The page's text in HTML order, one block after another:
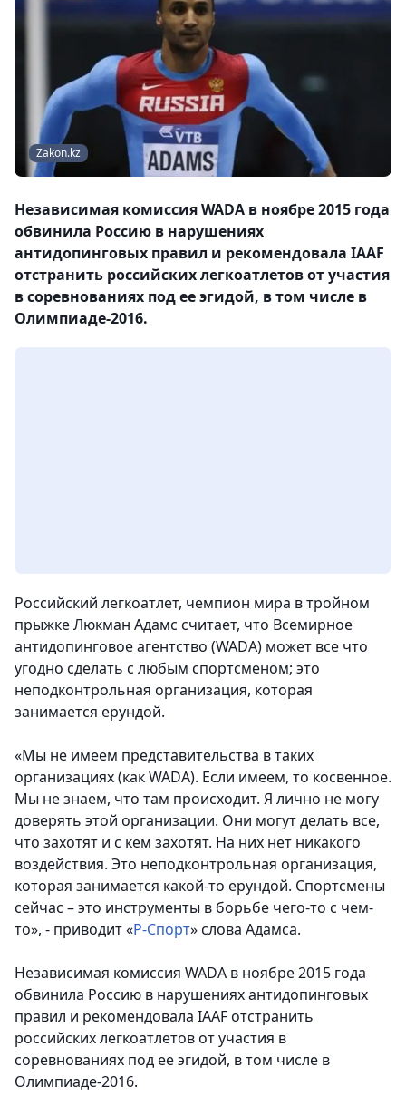
Zakon.kz
Независимая комиссия WADA в ноябре 2015 года
обвинила Россию в нарушениях
антидопинговых правил и рекомендовала IAAF
отстранить российских легкоатлетов от участия
в соревнованиях под ее эгидой, в том числе в
Олимпиаде-2016.
Российский легкоатлет, чемпион мира в тройном
прыжке Люкман Адамс считает, что Всемирное
антидопинговое агентство (WADA) может все что
угодно сделать с любым спортсменом; это
неподконтрольная организация, которая
занимается ерундой.
«Мы не имеем представительства в таких
организациях (как WADA). Если имеем, то косвенное.
Мы не знаем, что там происходит. Я лично не могу
доверять этой организации. Они могут делать все,
что захотят и с кем захотят. На них нет никакого
воздействия. Это неподконтрольная организация,
которая занимается какой-то ерундой. Спортсмены
сейчас – это инструменты в борьбе чего-то с чем-
то», - приводит «Р-Спорт» слова Адамса.
Независимая комиссия WADA в ноябре 2015 года
обвинила Россию в нарушениях антидопинговых
правил и рекомендовала IAAF отстранить
российских легкоатлетов от участия в
соревнованиях под ее эгидой, в том числе в
Олимпиаде-2016.